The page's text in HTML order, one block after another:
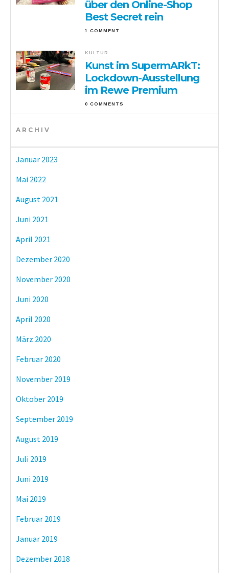
über den Online-Shop
Best Secret rein
1 COMMENT
KULTUR
Kunst im SupermARkT:
Lockdown-Ausstellung
im Rewe Premium
0 COMMENTS
ARCHIV
Januar 2023
Mai 2022
August 2021
Juni 2021
April 2021
Dezember 2020
November 2020
Juni 2020
April 2020
März 2020
Februar 2020
November 2019
Oktober 2019
September 2019
August 2019
Juli 2019
Juni 2019
Mai 2019
Februar 2019
Januar 2019
Dezember 2018